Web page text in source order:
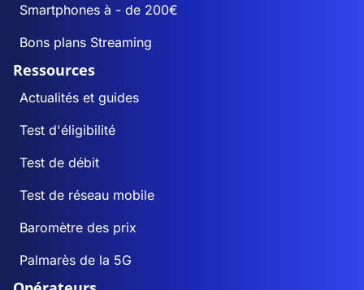
Smartphones à - de 200€
Bons plans Streaming
Ressources
Actualités et guides
Test d'éligibilité
Test de débit
Test de réseau mobile
Baromètre des prix
Palmarès de la 5G